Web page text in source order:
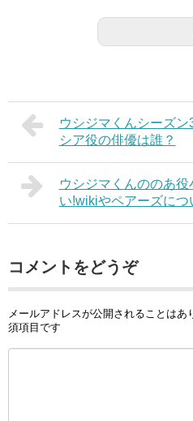
ウシジマくんシーズ
シア役の俳優は誰？
ウシジマくんののあ
い!wikiやペアーズにつ
コメントをどうぞ
メールアドレスが公開されることはあ
須項目です